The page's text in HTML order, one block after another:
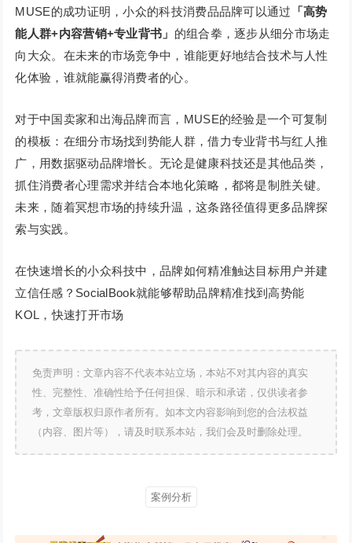
MUSE的成功证明，小众的科技消费品品牌可以通过 「高势
能人群+内容营销+专业背书」 的组合拳，逐步从细分市场走
向大众。在未来的市场竞争中，谁能更好地结合技术与人性
化体验，谁就能赢得消费者的心。
对于中国卖家和出海品牌而言，MUSE的经验是一个可复制
的模板：在细分市场找到势能人群，借力专业背书与红人推
广，用数据驱动品牌增长。无论是健康科技还是其他品类，
抓住消费者心理需求并结合本地化策略，都将是制胜关键。
未来，随着冥想市场的持续升温，这条路径值得更多品牌探
索与实践。
在快速增长的小众科技中，品牌如何精准触达目标用户并建
立信任感？SocialBook就能够帮助品牌精准找到高势能
KOL，快速打开市场
免责声明：文章内容不代表本站立场，本站不对其内容的真实
性、完整性、准确性给予任何担保、暗示和承诺，仅供读者参
考，文章版权归原作者所有。如本文内容影响到您的合法权益
（内容、图片等），请及时联系本站，我们会及时删除处理。
案例分析